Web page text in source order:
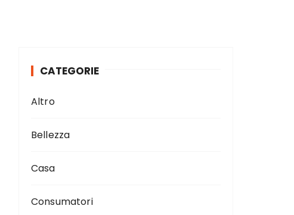
CATEGORIE
Altro
Bellezza
Casa
Consumatori